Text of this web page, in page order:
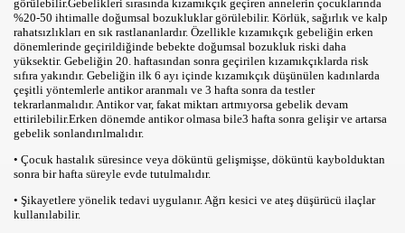
görülebilir.Gebelikleri sırasında kızamıkçık geçiren annelerin çocuklarında
%20-50 ihtimalle doğumsal bozukluklar görülebilir. Körlük, sağırlık ve kalp
rahatsızlıkları en sık rastlananlardır. Özellikle kızamıkçık gebeliğin erken
dönemlerinde geçirildiğinde bebekte doğumsal bozukluk riski daha
yüksektir. Gebeliğin 20. haftasından sonra geçirilen kızamıkçıklarda risk
sıfıra yakındır. Gebeliğin ilk 6 ayı içinde kızamıkçık düşünülen kadınlarda
çeşitli yöntemlerle antikor aranmalı ve 3 hafta sonra da testler
tekrarlanmalıdır. Antikor var, fakat miktarı artmıyorsa gebelik devam
ettirilebilir.Erken dönemde antikor olmasa bile3 hafta sonra gelişir ve artarsa
gebelik sonlandırılmalıdır.
• Çocuk hastalık süresince veya döküntü gelişmişse, döküntü kaybolduktan
sonra bir hafta süreyle evde tutulmalıdır.
• Şikayetlere yönelik tedavi uygulanır. Ağrı kesici ve ateş düşürücü ilaçlar
kullanılabilir.